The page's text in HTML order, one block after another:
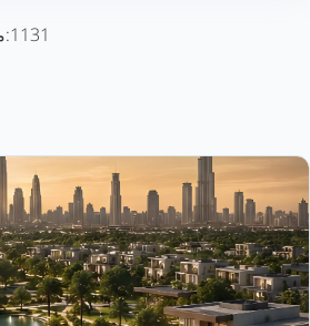
1131مشاريع تتوافق مع معاييرك: